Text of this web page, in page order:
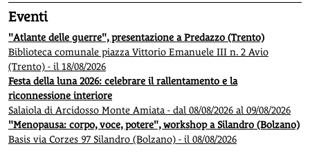
Eventi
"Atlante delle guerre", presentazione a Predazzo (Trento)
Biblioteca comunale piazza Vittorio Emanuele III n. 2 Avio
(Trento) - il 18/08/2026
Festa della luna 2026: celebrare il rallentamento e la
riconnessione interiore
Salaiola di Arcidosso Monte Amiata - dal 08/08/2026 al 09/08/2026
"Menopausa: corpo, voce, potere", workshop a Silandro (Bolzano)
Basis via Corzes 97 Silandro (Bolzano) - il 08/08/2026